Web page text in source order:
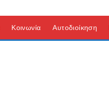
Κοινωνία Αυτοδιοίκηση